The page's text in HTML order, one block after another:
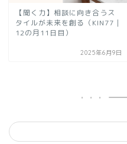
【聞く力】相談に向き合うス
タイルが未来を創る（KIN77｜
12の月11日目）
2025年6月9日